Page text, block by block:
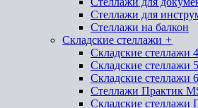
Стеллажи для
Стеллажи на балкон
Складские стеллажи +
Складские стеллажи
Складские стеллажи
Складские стеллажи
Стеллажи Практик
Складские стеллажи